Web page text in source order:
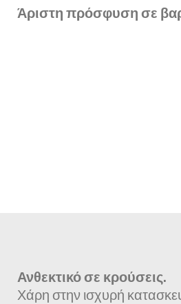
Άριστη πρόσφυση σε
Ανθεκτικό σε κρούσεις.
Χάρη στην ισχυρή